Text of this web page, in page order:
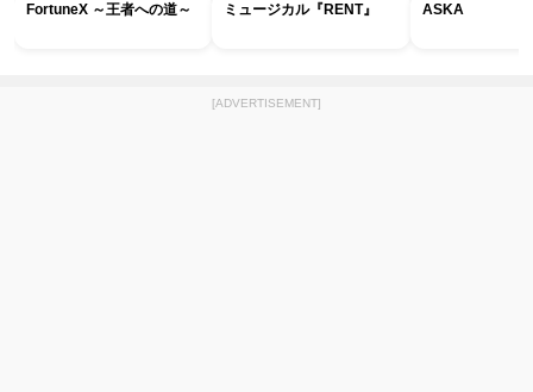
FortuneX ～王者への道～ ミュージカル『RENT』 ASKA
[ADVERTISEMENT]